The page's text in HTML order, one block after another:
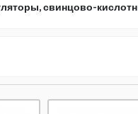
свинцово-